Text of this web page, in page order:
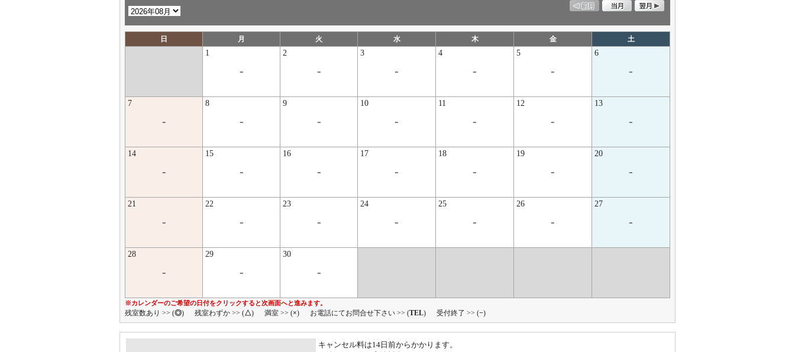
日 月 火 水 木 金 土
1
-
2
-
3
-
4
-
5
-
6
-
7
-
8
-
9
-
10
-
11
-
12
-
13
-
14
-
15
-
16
-
17
-
18
-
19
-
20
-
21
-
22
-
23
-
24
-
25
-
26
-
27
-
28
-
29
-
30
-
※カレンダーのご希望の日付をクリックすると次画面へと進みます。
残室数あり >> (◎) 残室わずか >> (△) 満室 >> (×) お電話にてお問合せ下さい >> (TEL) 受付終了 >> (−)
キャンセル料は14日前からかかります。